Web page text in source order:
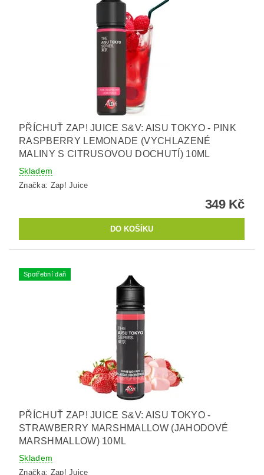
PŘÍCHUŤ ZAP! JUICE S&V: AISU TOKYO - PINK
RASPBERRY LEMONADE (VYCHLAZENÉ
MALINY S CITRUSOVOU DOCHUTÍ) 10ML
Skladem
Značka: Zap! Juice
349 Kč
Spotřební daň
PŘÍCHUŤ ZAP! JUICE S&V: AISU TOKYO -
STRAWBERRY MARSHMALLOW (JAHODOVÉ
MARSHMALLOW) 10ML
Skladem
Značka: Zap! Juice